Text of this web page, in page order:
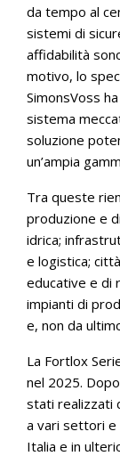
da tempo al
sistemi di
affidabilità
motivo, lo
SimonsVoss
sistema
soluzione
un’ampia
Tra queste
produzione e
idrica;
e logistica;
educative e di
impianti di
e, non da
La Fortlox
nel 2025.
stati realizzati
a vari settori e
Italia e in